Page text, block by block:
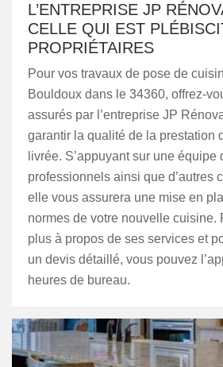
L’ENTREPRISE JP
CELLE QUI EST
PROPRIÉTAIRES
Pour vos travaux de pose de
Bouldoux dans le 34360, offrez-
assurés par l’entreprise JP
garantir la qualité de la prestation
livrée. S’appuyant sur une
professionnels ainsi que d’autres
elle vous assurera une mise en
normes de votre nouvelle cuisine.
plus à propos de ses services et
un devis détaillé, vous pouvez
heures de bureau.